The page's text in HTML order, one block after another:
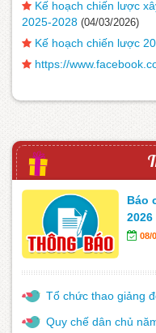
Kế hoạch chiến lược
2025-2028 (04/03/2026)
Kế hoạch chiến lược
https://
Báo
2026
08/
Tổ chức thao giảng
Quy chế dân chủ